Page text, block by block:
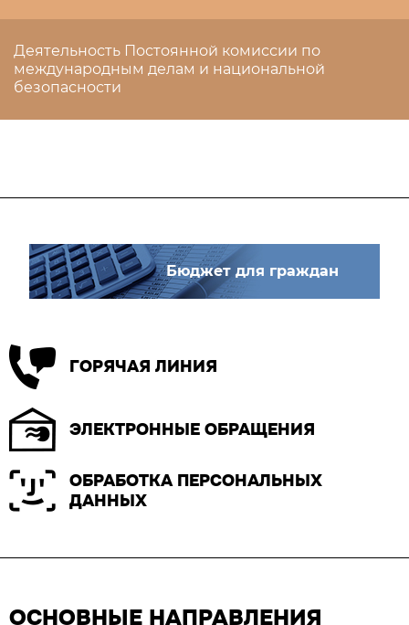
Деятельность Постоянной комиссии по
международным делам и национальной
безопасности
Бюджет для граждан
ГОРЯЧАЯ ЛИНИЯ
ЭЛЕКТРОННЫЕ ОБРАЩЕНИЯ
ОБРАБОТКА ПЕРСОНАЛЬНЫХ
ДАННЫХ
ОСНОВНЫЕ НАПРАВЛЕНИЯ